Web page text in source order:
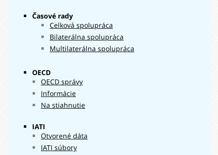
35 223
034 €
23 546
120 €
Časové rady
Celková spolupráca
Bilaterálna spolupráca
Multilaterálna spolupráca
OECD
OECD správy
Informácie
Na stiahnutie
IATI
Otvorené dáta
IATI súbory